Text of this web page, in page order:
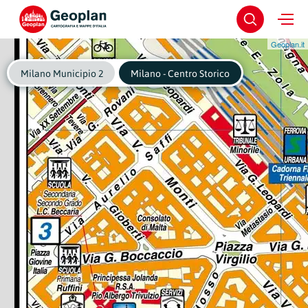
Geoplan.it
Milano Municipio 2 Milano - Centro Storico